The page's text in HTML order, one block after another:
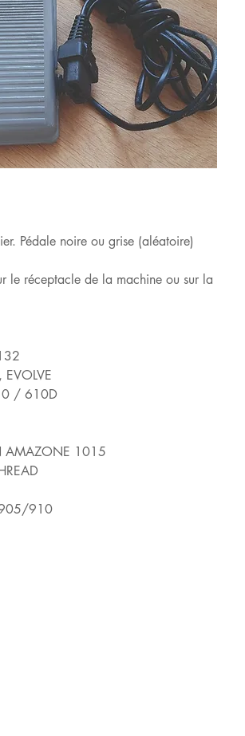
Pédale noire ou grise (aléatoire)
le réceptacle de la machine ou sur la
EVOLVE
/ 610D
AMAZONE 1015
905/910